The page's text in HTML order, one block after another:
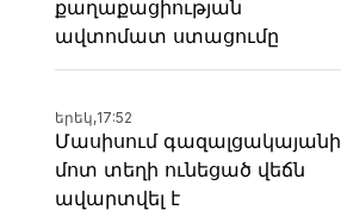
քաղաքացիության
ավտոմատ ստացումը
երեկ,17:52
Մասիսում գազալցակայանի
մոտ տեղի ունեցած վեճն
ավարտվել է